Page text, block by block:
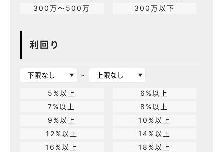
300万～500万
300万以下
利回り
~
5%以上
6%以上
7%以上
8%以上
9%以上
10%以上
12%以上
14%以上
16%以上
18%以上